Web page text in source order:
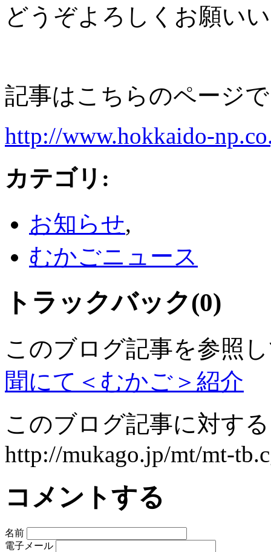
どうぞよろしくお願い
記事はこちらのページ
http://www.hokkaido-
カテゴリ :
お知らせ,
むかごニュース
トラックバック(0)
このブログ記事を参照
聞にて＜むかご＞紹介
このブログ記事に対す
http://mukago.jp/mt/mt-
コメントする
名前
電子メール